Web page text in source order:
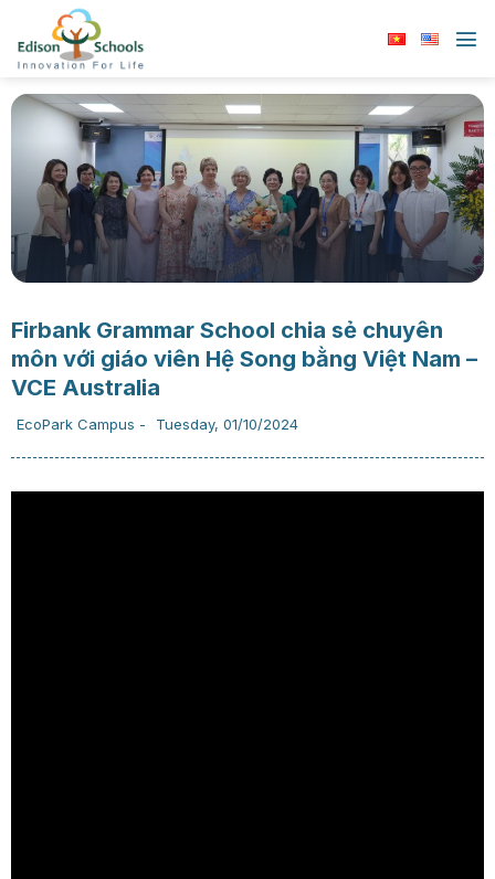
nội
Firbank Grammar School chia sẻ chuyên
môn với giáo viên Hệ Song bằng Việt Nam –
VCE Australia
EcoPark Campus - Tuesday, 01/10/2024